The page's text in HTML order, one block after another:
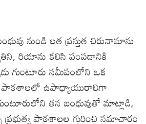
నుండి లత ప్రస్తుత చిరునామాను
, రియాను కలిసి పంపడానికి
గుంటూరు సమీపంలోని ఒక
పాఠశాలలో ఉపాధ్యాయురాలిగా
తన బంధువుతోమాట్లాడి,
ప్రభుత్వపాఠశాలల గురించి సమాచారం